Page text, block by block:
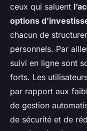
ceux qui saluent
options
chacun de
personnels. Par
suivi en ligne sont
forts. Les
par rapport aux
de gestion
de sécurité et de